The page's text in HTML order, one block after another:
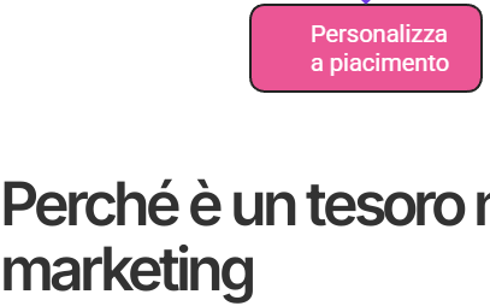
Perché è un tesoro
marketing